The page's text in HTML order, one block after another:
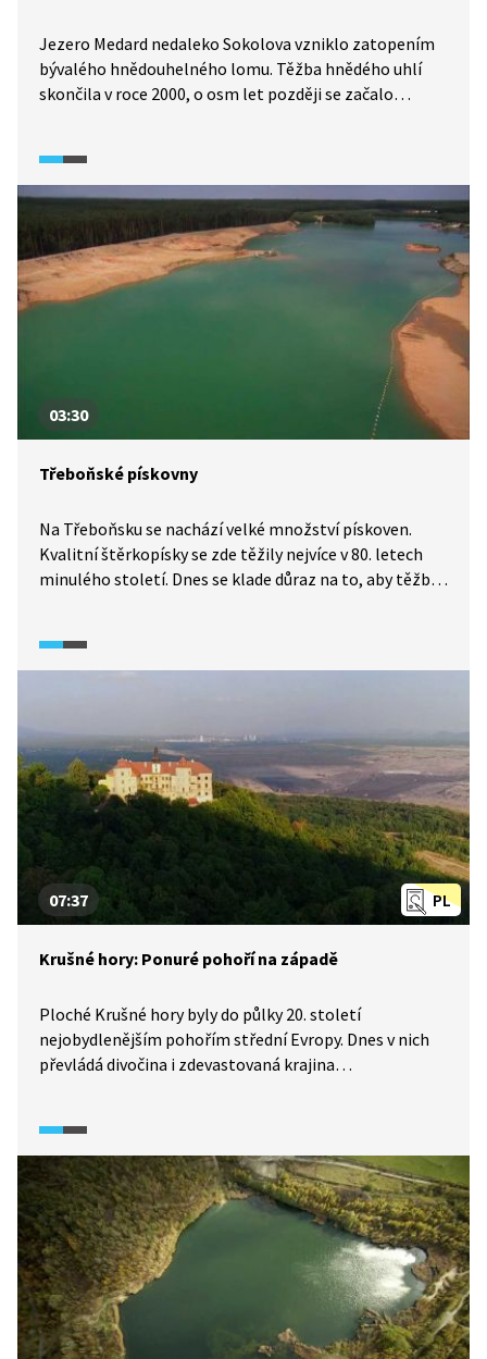
Jezero Medard nedaleko Sokolova vzniklo zatopením
bývalého hnědouhelného lomu. Těžba hnědého uhlí
skončila v roce 2000, o osm let později se začalo
poškozené krajiny.
03:30
Třeboňské pískovny
Na Třeboňsku se nachází velké množství pískoven.
Kvalitní štěrkopísky se zde těžily nejvíce v 80. letech
minulého století. Dnes se klade důraz na to, aby těžba
biotopy, do nichž se stěhují nové rostliny a živočichové.
PL
07:37
Krušné hory: Ponuré pohoří na západě
Ploché Krušné hory byly do půlky 20. století
nejobydlenějším pohořím střední Evropy. Dnes v nich
převládá divočina i zdevastovaná krajina